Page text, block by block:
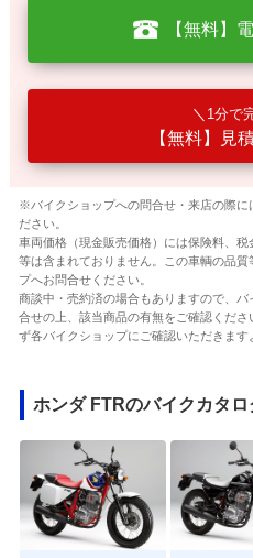
【無料】
1分で
【無料】見
※バイクショップへの問合せ・来店の際に
ださい。
車両価格（現金販売価格）には保険料、
等は含まれておりません。この車輌の品
プへお問合せください。
商談中・売約済の場合もありますので、
合せの上、該当商品の有無をご確認くだ
ず各バイクショップにご確認いただきます
ホンダ FTRのバイクカタロ